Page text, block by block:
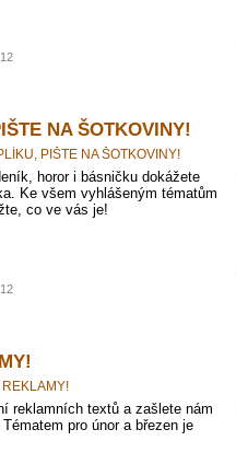
NA ŠOTKOVINY!
PIŠTE NA ŠOTKOVINY!
horor i básničku dokážete
Ke všem vyhlášeným tématům
co ve vás je!
reklamních textů a zašlete nám
pro únor a březen je